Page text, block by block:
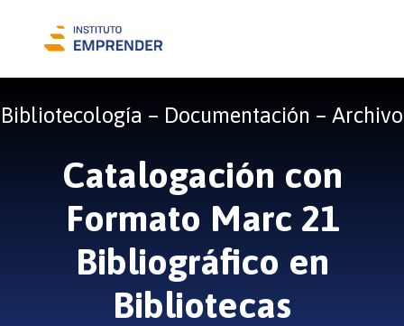
Bibliotecología – Documentación – Archivo
Catalogación con
Formato Marc 21
Bibliográfico en
Bibliotecas